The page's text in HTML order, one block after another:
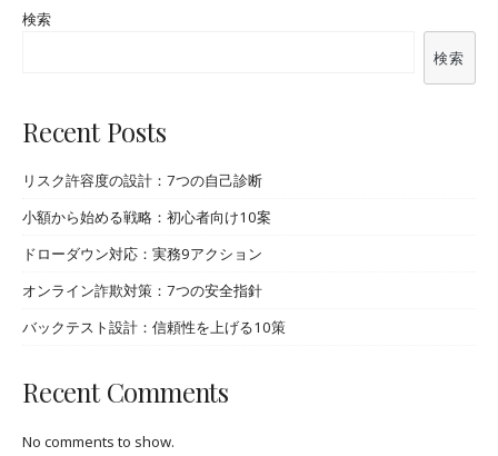
検索
検索
Recent Posts
リスク許容度の設計：7つの自己診断
小額から始める戦略：初心者向け10案
ドローダウン対応：実務9アクション
オンライン詐欺対策：7つの安全指針
バックテスト設計：信頼性を上げる10策
Recent Comments
No comments to show.